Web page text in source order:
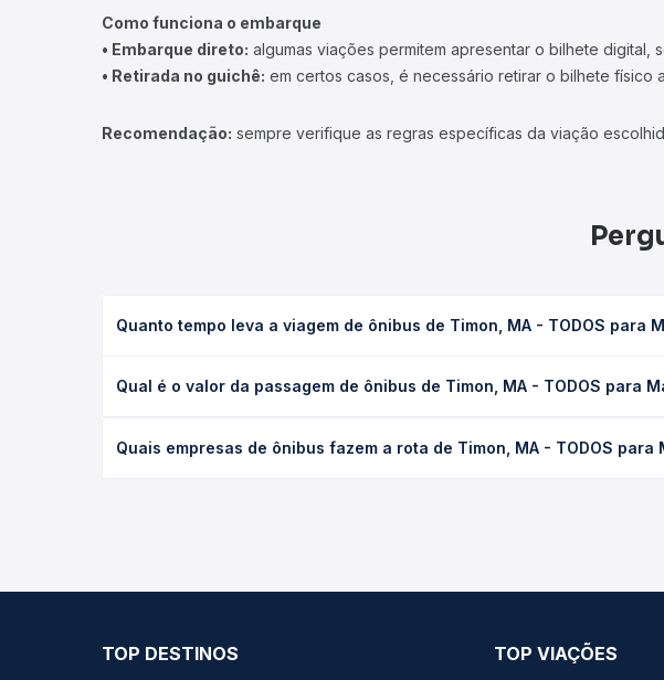
Como funciona o embarque
• Embarque direto: algumas viações permitem apresentar o bilhete digital,
• Retirada no guichê: em certos casos, é necessário retirar o bilhete físico
Recomendação: sempre verifique as regras específicas da viação
Quanto tempo leva a viagem de ônibus de Timon, MA - TODOS para
leito) e as condições de tráfego. Na Quero Passagem você consulta os
Qual é o valor da passagem de ônibus de Timon, MA - TODOS para
poltrona e a antecedência da compra. Na Quero Passagem você
Quais empresas de ônibus fazem a rota de Timon, MA - TODOS para
TOP DESTINOS TOP VIAÇÕES